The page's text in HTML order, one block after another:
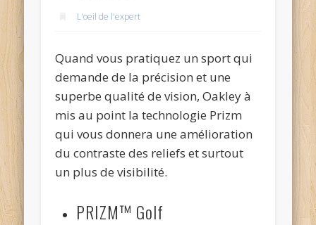
L'oeil de l'expert
Quand vous pratiquez un sport qui
demande de la précision et une
superbe qualité de vision, Oakley à
mis au point la technologie Prizm
qui vous donnera une amélioration
du contraste des reliefs et surtout
un plus de visibilité.
PRIZM™ Golf